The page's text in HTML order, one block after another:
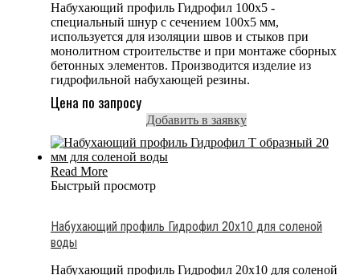
Набухающий профиль Гидрофил 100х5 -
специальный шнур с сечением 100x5 мм,
используется для изоляции швов и стыков при
монолитном строительстве и при монтаже сборных
бетонных элементов. Производится изделие из
гидрофильной набухающей резины.
Цена по запросу
Добавить в заявку
Read More
Быстрый просмотр
Набухающий профиль Гидрофил 20х10 для соленой
воды
Набухающий профиль Гидрофил 20х10 для соленой